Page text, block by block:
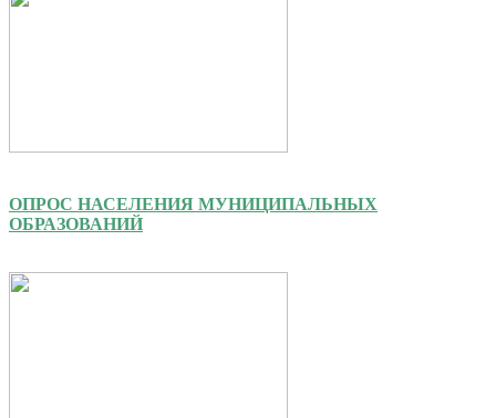
ОПРОС НАСЕЛЕНИЯ МУНИЦИПАЛЬНЫХ
ОБРАЗОВАНИЙ